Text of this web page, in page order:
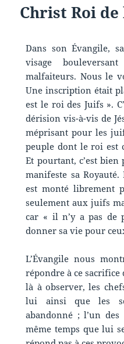
Christ Roi de
Dans son Évangile,
visage
malfaiteurs. Nous le
Une inscription était
est le roi des Juifs ».
dérision vis-à-vis de
méprisant pour les
peuple dont le roi est
Et pourtant, c’est bien
manifeste sa
est monté librement
seulement aux juifs
car « il n’y a pas de
donner sa vie pour
L’Évangile nous
répondre à ce
là à observer, les
lui ainsi que les
abandonné ; l’un
même temps que lui